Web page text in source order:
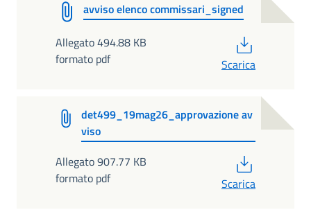
avviso elenco commissari_signed
Allegato 494.88 KB
formato pdf
Scarica
det499_19mag26_approvazione av
viso
Allegato 907.77 KB
formato pdf
Scarica